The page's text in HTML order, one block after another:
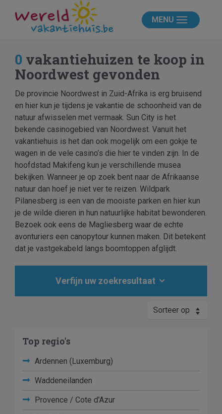
MENU
0 vakantiehuizen te koop in
Noordwest gevonden
De provincie Noordwest in Zuid-Afrika is erg bruisend
en hier kun je tijdens je vakantie de schoonheid van de
natuur afwisselen met vermaak. Sun City is het
bekende casinogebied van Noordwest. Vanuit het
vakantiehuis is het dan ook mogelijk om een gokje te
wagen in de vele casino’s die hier te vinden zijn. In de
hoofdstad Makifeng kun je verschillende musea
bekijken. Wanneer je op zoek bent naar de Afrikaanse
natuur dan hoef je niet ver te reizen. Wildpark
Pilanesberg is een van de mooiste parken en hier kun
je de wilde dieren in hun natuurlijke habitat bewonderen.
Bezoek ook eens de Magliesberg waar de echte
avonturiers een canopytour kunnen maken. Dit betekent
dat je vastgekabeld langs boomtoppen afglijdt.
Verfijn uw zoekresultaat
Sorteer op
Top regio's
Ardennen (Luxemburg)
Waddeneilanden
Provence / Cote d'Azur